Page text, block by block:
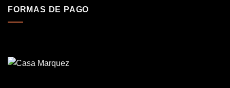
FORMAS DE PAGO